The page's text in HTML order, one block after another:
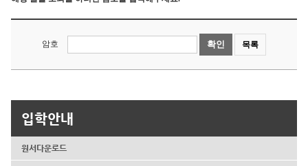
암호 확인 목록
입학안내
원서다운로드